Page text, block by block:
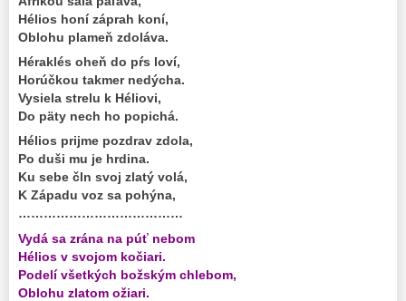
Hélios honí záprah koní,
Oblohu plameň zdoláva.
Héraklés oheň do pŕs loví,
Horúčkou takmer nedýcha.
Vysiela strelu k Héliovi,
Do päty nech ho popichá.
Hélios prijme pozdrav zdola,
Po duši mu je hrdina.
Ku sebe čln svoj zlatý volá,
K Západu voz sa pohýna,
…………………………………
Vydá sa zrána na púť nebom
Hélios v svojom kočiari.
Podelí všetkých božským chlebom,
Oblohu zlatom ožiari.